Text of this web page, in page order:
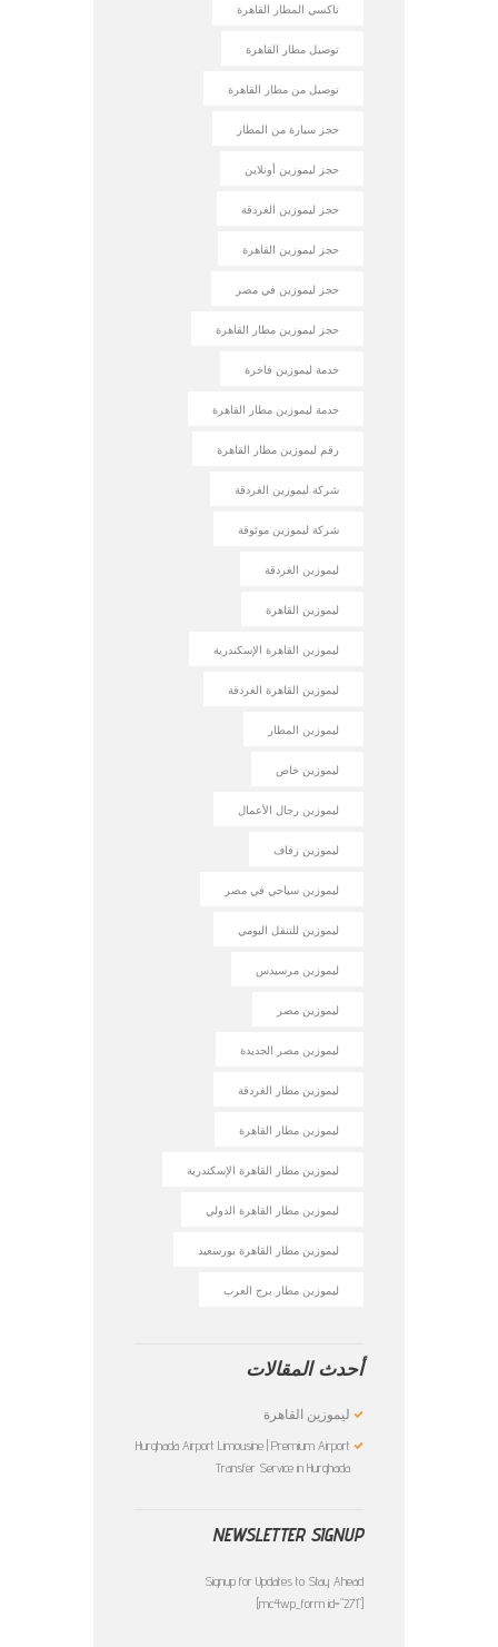
تاكسي المطار القاهرة
توصيل مطار القاهرة
توصيل من مطار القاهرة
حجز سيارة من المطار
حجز ليموزين أونلاين
حجز ليموزين الغردقة
حجز ليموزين القاهرة
حجز ليموزين في مصر
حجز ليموزين مطار القاهرة
خدمة ليموزين فاخرة
خدمة ليموزين مطار القاهرة
رقم ليموزين مطار القاهرة
شركة ليموزين الغردقة
شركة ليموزين موثوقة
ليموزين الغردقة
ليموزين القاهرة
ليموزين القاهرة الإسكندرية
ليموزين القاهرة الغردقة
ليموزين المطار
ليموزين خاص
ليموزين رجال الأعمال
ليموزين زفاف
ليموزين سياحي في مصر
ليموزين للتنقل اليومي
ليموزين مرسيدس
ليموزين مصر
ليموزين مصر الجديدة
ليموزين مطار الغردقة
ليموزين مطار القاهرة
ليموزين مطار القاهرة الإسكندرية
ليموزين مطار القاهرة الدولي
ليموزين مطار القاهرة بورسعيد
ليموزين مطار برج العرب
أحدث المقالات
ليموزين القاهرة
Hurghada Airport Limousine | Premium Airport
Transfer Service in Hurghada
NEWSLETTER SIGNUP
Signup for Updates to Stay Ahead
[mc4wp_form id="271"]